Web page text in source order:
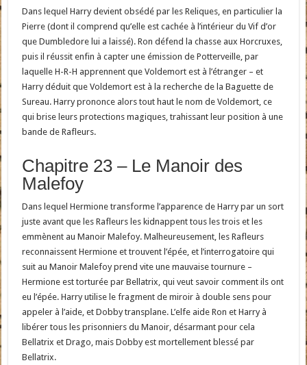
Dans lequel Harry devient obsédé par les Reliques, en particulier la
Pierre (dont il comprend qu’elle est cachée à l’intérieur du Vif d’or
que Dumbledore lui a laissé). Ron défend la chasse aux Horcruxes,
puis il réussit enfin à capter une émission de Potterveille, par
laquelle H-R-H apprennent que Voldemort est à l’étranger – et
Harry déduit que Voldemort est à la recherche de la Baguette de
Sureau. Harry prononce alors tout haut le nom de Voldemort, ce
qui brise leurs protections magiques, trahissant leur position à une
bande de Rafleurs.
Chapitre 23 – Le Manoir des
Malefoy
Dans lequel Hermione transforme l’apparence de Harry par un sort
juste avant que les Rafleurs les kidnappent tous les trois et les
emmènent au Manoir Malefoy. Malheureusement, les Rafleurs
reconnaissent Hermione et trouvent l’épée, et l’interrogatoire qui
suit au Manoir Malefoy prend vite une mauvaise tournure –
Hermione est torturée par Bellatrix, qui veut savoir comment ils ont
eu l’épée. Harry utilise le fragment de miroir à double sens pour
appeler à l’aide, et Dobby transplane. L’elfe aide Ron et Harry à
libérer tous les prisonniers du Manoir, désarmant pour cela
Bellatrix et Drago, mais Dobby est mortellement blessé par
Bellatrix.